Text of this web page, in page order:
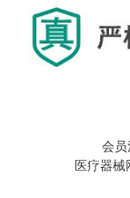
会
医疗器